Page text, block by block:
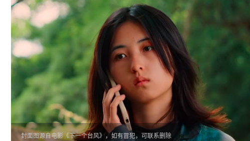
封面图源自电影《下一个台风》，如有冒犯，可联系删除